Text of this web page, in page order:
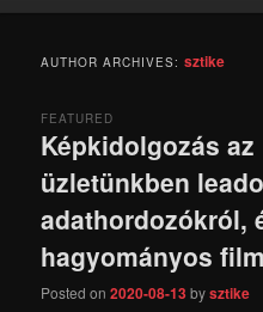
AUTHOR ARCHIVES:sztike
Képkidolgozás az
üzletünkben
adathordozókról,
hagyományos
FEATURED
Posted on2020-08-13bysztike